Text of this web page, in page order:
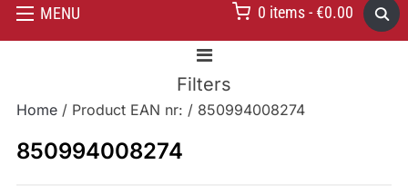
MENU 0 items - €0.00
Filters
Home/ Product EAN nr: / 850994008274
850994008274